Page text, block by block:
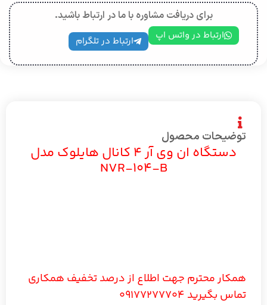
برای دریافت مشاوره با ما در ارتباط باشید.
ارتباط در واتس اپ ارتباط در تلگرام
توضیحات محصول
دستگاه ان وی آر 4 کانال هایلوک مدل
NVR-104-B
همکار محترم جهت اطلاع از درصد تخفیف همکاری
تماس بگیرید 09177277704